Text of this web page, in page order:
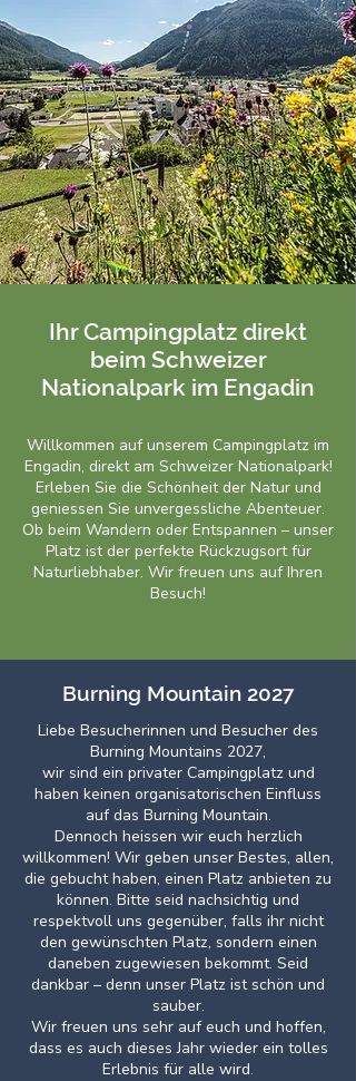
Ihr Campingplatz direkt
beim Schweizer
Nationalpark im Engadin
Willkommen auf unserem Campingplatz im
Engadin, direkt am Schweizer Nationalpark!
Erleben Sie die Schönheit der Natur und
geniessen Sie unvergessliche Abenteuer.
Ob beim Wandern oder Entspannen – unser
Platz ist der perfekte Rückzugsort für
Naturliebhaber. Wir freuen uns auf Ihren
Besuch!
Burning Mountain 2027
Liebe Besucherinnen und Besucher des
Burning Mountains 2027,
wir sind ein privater Campingplatz und
haben keinen organisatorischen Einfluss
auf das Burning Mountain.
Dennoch heissen wir euch herzlich
willkommen! Wir geben unser Bestes, allen,
die gebucht haben, einen Platz anbieten zu
können. Bitte seid nachsichtig und
respektvoll uns gegenüber, falls ihr nicht
den gewünschten Platz, sondern einen
daneben zugewiesen bekommt. Seid
dankbar – denn unser Platz ist schön und
sauber.
Wir freuen uns sehr auf euch und hoffen,
dass es auch dieses Jahr wieder ein tolles
Erlebnis für alle wird.